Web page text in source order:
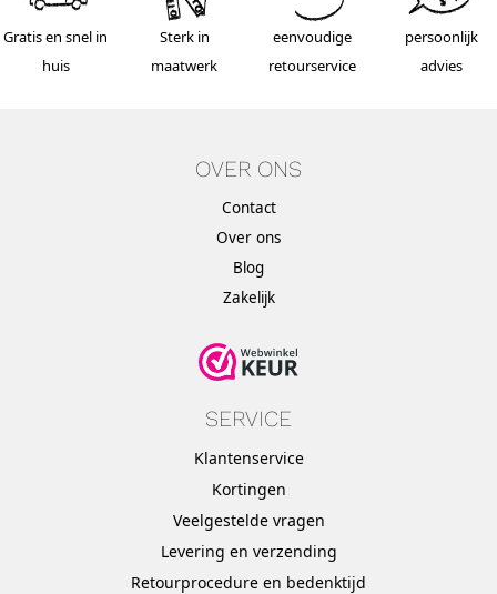
Gratis en snel in
huis
Sterk in
maatwerk
eenvoudige
retourservice
persoonlijk
advies
OVER ONS
Contact
Over ons
Blog
Zakelijk
SERVICE
Klantenservice
Kortingen
Veelgestelde vragen
Levering en verzending
Retourprocedure en bedenktijd